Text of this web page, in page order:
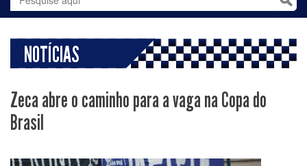
NOTÍCIAS
Zeca abre o caminho para a vaga na Copa do
Brasil